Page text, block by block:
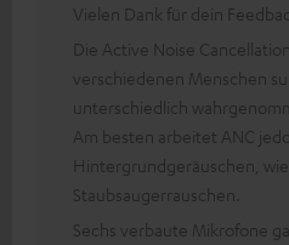
Vielen Dank für dein
Die Active Noise
verschiedenen Menschen
unterschiedlich
Am besten arbeitet ANC
Hintergrundgeräuschen,
Staubsaugerrauschen.
Sechs verbaute Mikrofone